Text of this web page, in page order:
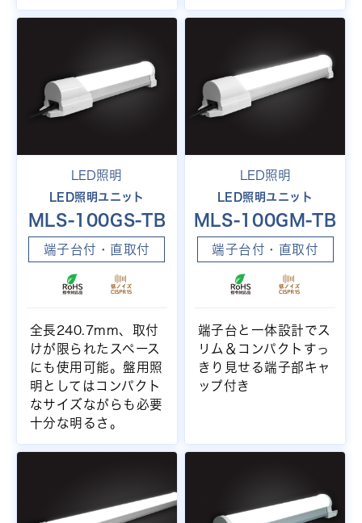
LED照明
LED照明ユニット
MLS-100GS-TB
端子台付・直取付
全長240.7mm、取付
けが限られたスペース
にも使用可能。盤用照
明としてはコンパクト
なサイズながらも必要
十分な明るさ。
LED照明
LED照明ユニット
MLS-100GM-TB
端子台付・直取付
端子台と一体設計でス
リム＆コンパクトすっ
きり見せる端子部キャ
ップ付き